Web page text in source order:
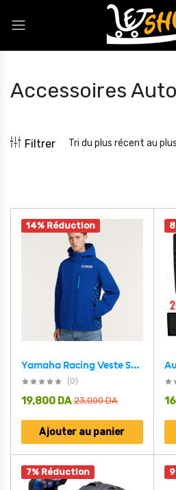
Accessoires
Filtrer Tri du plus récent au
14% Réduction
Yamaha Racing Veste Softshell à Capuche Unisexe – سترة ياماها جودة عالية
(0)
23,000DA
19,800 DA
Ajouter au panier
7% Réduction